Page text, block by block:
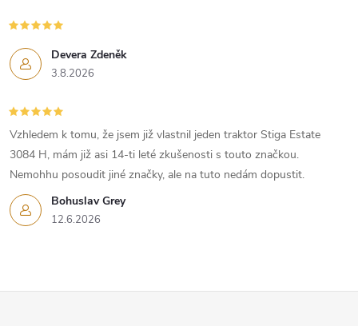
Devera Zdeněk
3.8.2026
Bohuslav Grey
12.6.2026
Vzhledem k tomu, že jsem již vlastnil jeden traktor Stiga Estate
3084 H, mám již asi 14-ti leté zkušenosti s touto značkou.
Nemohhu posoudit jiné značky, ale na tuto nedám dopustit.